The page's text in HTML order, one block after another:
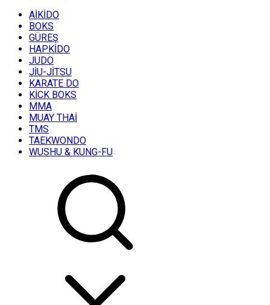
AİKİDO
BOKS
GÜREŞ
HAPKİDO
JUDO
JİU-JİTSU
KARATE DO
KİCK BOKS
MMA
MUAY THAİ
TMS
TAEKWONDO
WUSHU & KUNG-FU